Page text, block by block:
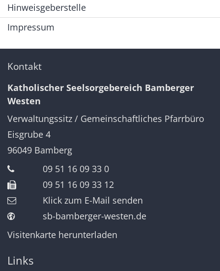
Hinweisgeberstelle
Impressum
Kontakt
Katholischer Seelsorgebereich Bamberger
Westen
Verwaltungssitz / Gemeinschaftliches Pfarrbüro
Eisgrube 4
96049 Bamberg
09 51 16 09 33 0
09 51 16 09 33 12
Klick zum E-Mail senden
sb-bamberger-westen.de
Visitenkarte herunterladen
Links